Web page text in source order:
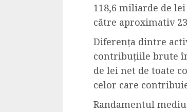
118,6 miliarde de
către aproximativ
Diferența dintre
contribuțiile brute
de lei net de toate
celor care
Randamentul
La zi
fatala
Mijlociu?
ALEXANDRU S.